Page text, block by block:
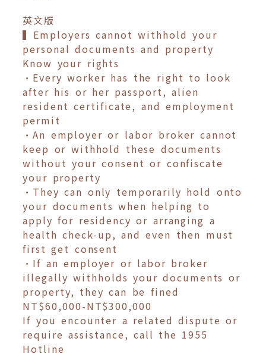
英文版
▍Employers cannot withhold your
personal documents and property
Know your rights
•Every worker has the right to look
after his or her passport, alien
resident certificate, and employment
permit
•An employer or labor broker cannot
keep or withhold these documents
without your consent or confiscate
your property
•They can only temporarily hold onto
your documents when helping to
apply for residency or arranging a
health check-up, and even then must
first get consent
•If an employer or labor broker
illegally withholds your documents or
property, they can be fined
NT$60,000-NT$300,000
If you encounter a related dispute or
require assistance, call the 1955
Hotline